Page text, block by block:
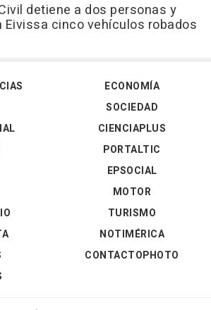
detiene a dos personas y
Eivissa cinco vehículos robados
ECONOMÍA
SOCIEDAD
CIENCIAPLUS
PORTALTIC
EPSOCIAL
MOTOR
TURISMO
NOTIMÉRICA
CONTACTOPHOTO